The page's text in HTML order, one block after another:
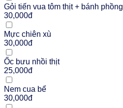
Gỏi tiến vua tôm thịt + bánh phồng
30,000đ
Mực chiên xù
30,000đ
Ốc bưu nhồi thịt
25,000đ
Nem cua bể
30,000đ